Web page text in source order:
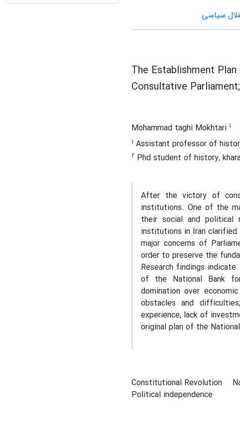
سیاسی
The Establishment
Consultative
Mohammad taghi Mokhtari 1
1 Assistant professor of
2 Phd student of history,
After the victory of
institutions. One of the
their social and political
institutions in Iran
major concerns of
order to preserve the
Research findings
of the National Bank for
domination over
obstacles and
experience, lack of
original plan of the
Constitutional Revolution
Political independence